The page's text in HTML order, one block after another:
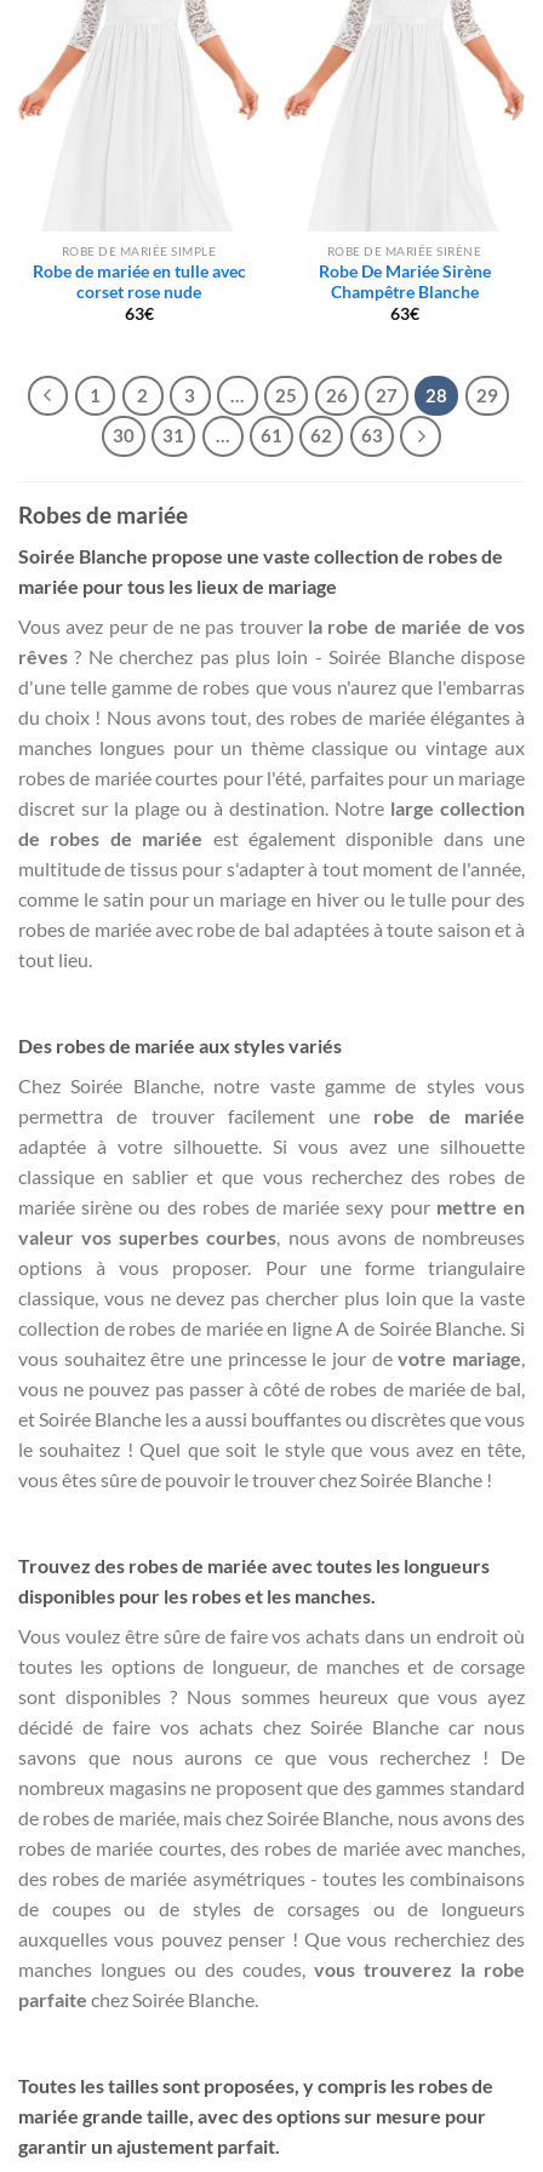
ROBE DE MARIÉE SIMPLE
Robe de mariée en tulle avec
corset rose nude
63€
ROBE DE MARIÉE SIRÈNE
Robe De Mariée Sirène
Champêtre Blanche
63€
1 2 3 25 26 27 28
29
30
31 … 61 62 63
Robes de mariée
Soirée Blanche propose une vaste collection de robes de
mariée pour tous les lieux de mariage
Vous avez peur de ne pas trouver la robe de mariée de vos
rêves ? Ne cherchez pas plus loin - Soirée Blanche dispose
d'une telle gamme de robes que vous n'aurez que l'embarras
du choix ! Nous avons tout, des robes de mariée élégantes à
manches longues pour un thème classique ou vintage aux
robes de mariée courtes pour l'été, parfaites pour un mariage
discret sur la plage ou à destination. Notre large collection
de robes de mariée est également disponible dans une
multitude de tissus pour s'adapter à tout moment de l'année,
comme le satin pour un mariage en hiver ou le tulle pour des
robes de mariée avec robe de bal adaptées à toute saison et à
tout lieu.
Des robes de mariée aux styles variés
Chez Soirée Blanche, notre vaste gamme de styles vous
permettra de trouver facilement une robe de mariée
adaptée à votre silhouette. Si vous avez une silhouette
classique en sablier et que vous recherchez des robes de
mariée sirène ou des robes de mariée sexy pour mettre en
valeur vos superbes courbes, nous avons de nombreuses
options à vous proposer. Pour une forme triangulaire
classique, vous ne devez pas chercher plus loin que la vaste
collection de robes de mariée en ligne A de Soirée Blanche. Si
vous souhaitez être une princesse le jour devotre mariage,
vous ne pouvez pas passer à côté de robes de mariée de bal,
et Soirée Blanche les a aussi bouffantes ou discrètes que vous
le souhaitez ! Quel que soit le style que vous avez en tête,
vous êtes sûre de pouvoir le trouver chez Soirée Blanche !
Trouvez des robes de mariée avec toutes les longueurs
disponibles pour les robes et les manches.
Vous voulez être sûre de faire vos achats dans un endroit où
toutes les options de longueur, de manches et de corsage
sont disponibles ? Nous sommes heureux que vous ayez
décidé de faire vos achats chez Soirée Blanche car nous
savons que nous aurons ce que vous recherchez ! De
nombreux magasins ne proposent que des gammes standard
de robes de mariée, mais chez Soirée Blanche, nous avons des
robes de mariée courtes, des robes de mariée avec manches,
des robes de mariée asymétriques - toutes les combinaisons
de coupes ou de styles de corsages ou de longueurs
auxquelles vous pouvez penser ! Que vous recherchiez des
manches longues ou des coudes, vous trouverez la robe
parfaite chez Soirée Blanche.
Toutes les tailles sont proposées, y compris les robes de
mariée grande taille, avec des options sur mesure pour
garantir un ajustement parfait.